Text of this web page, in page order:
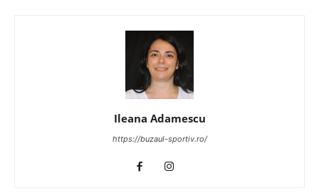
Ileana Adamescu
https://buzaul-sportiv.ro/